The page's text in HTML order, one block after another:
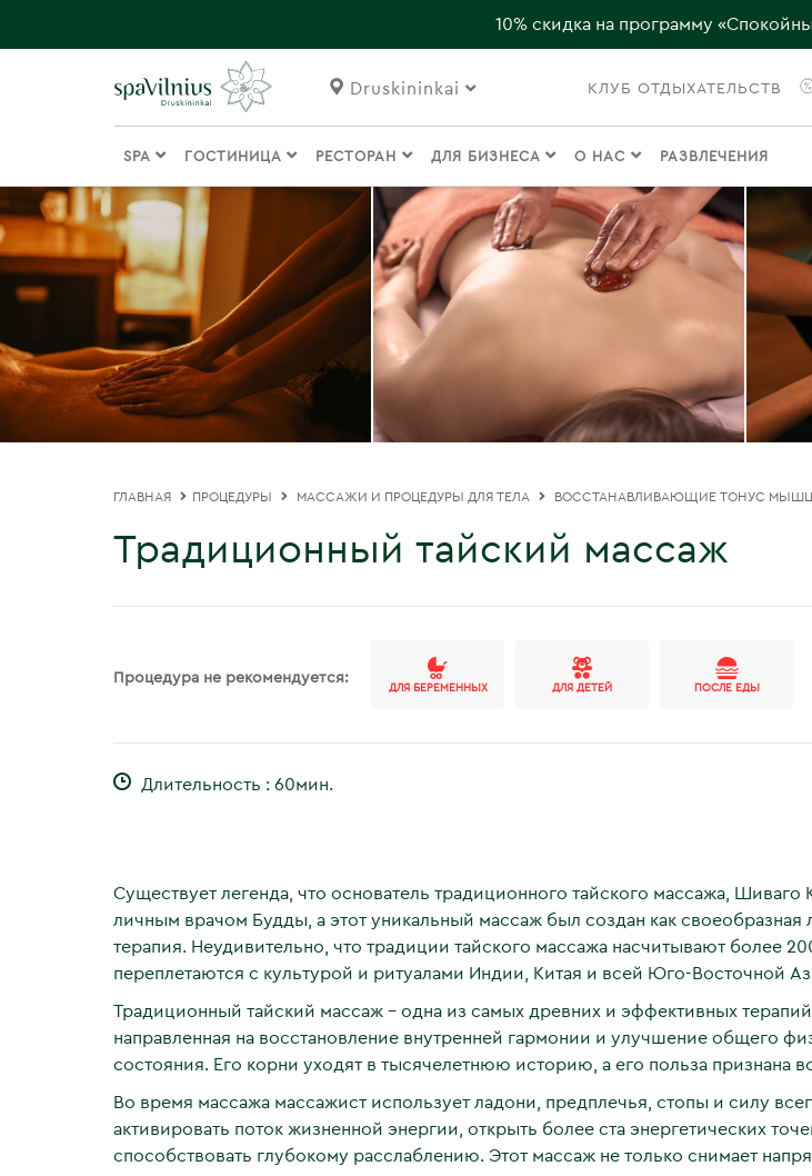
10% скидка на программу
Druskininkai КЛУБ ОТДЫХАТЕЛЬСТВ
SPA ГОСТИНИЦА РЕСТОРАН ДЛЯ БИЗНЕСА О НАС РАЗВЛЕЧЕНИЯ
ГЛАВНАЯ ПРОЦЕДУРЫ МАССАЖИ И ПРОЦЕДУРЫ ДЛЯ ТЕЛА ВОССТАНАВЛИВАЮЩИЕ ТОНУС МЫШЦ
Традиционный тайский массаж
Процедура не рекомендуется:
ДЛЯ БЕРЕМЕННЫХ ДЛЯ ДЕТЕЙ ПОСЛЕ ЕДЫ
Длительность : 60мин.
Существует легенда, что основатель традиционного тайского массажа, Шиваго
личным врачом Будды, а этот уникальный массаж был создан как своеобразная
терапия. Неудивительно, что традиции тайского массажа насчитывают более
переплетаются с культурой и ритуалами Индии, Китая и всей Юго-Восточной
Традиционный тайский массаж – одна из самых древних и эффективных терапий
направленная на восстановление внутренней гармонии и улучшение общего
состояния. Его корни уходят в тысячелетнюю историю, а его польза признана
Во время массажа массажист использует ладони, предплечья, стопы и силу
активировать поток жизненной энергии, открыть более ста энергетических
способствовать глубокому расслаблению. Этот массаж не только снимает